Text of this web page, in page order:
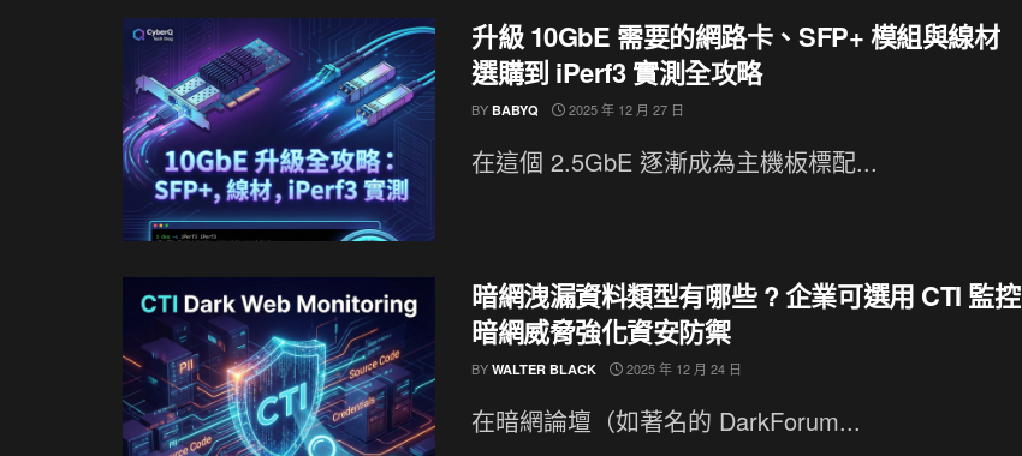
升級 10GbE 需要的網路卡、SFP+ 模組與線材
選購到 iPerf3 實測全攻略
BY BABYQ 2025 年 12 月 27 日
在這個 2.5GbE 逐漸成為主機板標配...
暗網洩漏資料類型有哪些 ? 企業可選用 CTI 監控
暗網威脅強化資安防禦
BY WALTER BLACK 2025 年 12 月 24 日
在暗網論壇（如著名的 DarkForum...